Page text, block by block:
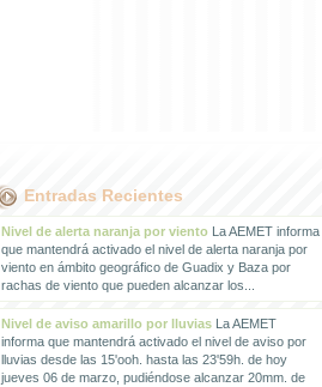
Entradas Recientes
Nivel de alerta naranja por vientoLa AEMET informa
que mantendrá activado el nivel de alerta naranja por
viento en ámbito geográfico de Guadix y Baza por
rachas de viento que pueden alcanzar los...
Nivel de aviso amarillo por lluviasLa AEMET
informa que mantendrá activado el nivel de aviso por
lluvias desde las 15'ooh. hasta las 23'59h. de hoy
jueves 06 de marzo, pudiéndose alcanzar 20mm. de